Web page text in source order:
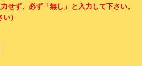
せず、必ず「無し」と入力して下さい。
）